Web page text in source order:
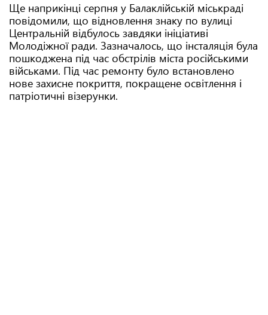
Ще наприкінці серпня у Балаклійській міськраді
повідомили, що відновлення знаку по вулиці
Центральній відбулось завдяки ініціативі
Молодіжної ради. Зазначалось, що інсталяція була
пошкоджена під час обстрілів міста російськими
військами. Під час ремонту було встановлено
нове захисне покриття, покращене освітлення і
патріотичні візерунки.